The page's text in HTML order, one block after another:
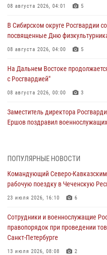
08 августа 2026, 04:01 5
В Сибирском округе Росгвардии
посвященные Дню
08 августа 2026, 04:00 5
На Дальнем Востоке
с Росгвардией"
08 августа 2026, 00:00 3
Заместитель директора
Ершов поздравил
операция войск правопорядка
07 августа 2026, 15:28
пресечена противоправная
терроризма (видео)
07 августа 2026, 13:30
ПОПУЛЯРНЫЕ НОВОСТИ
Командующий Северо-
рабочую поездку в Чеченскую
23 июля 2026, 16:10 6
Сотрудники и военнослужащие
правопорядок при проведении
Санкт-Петербурге
13 июля 2026, 08:08 2